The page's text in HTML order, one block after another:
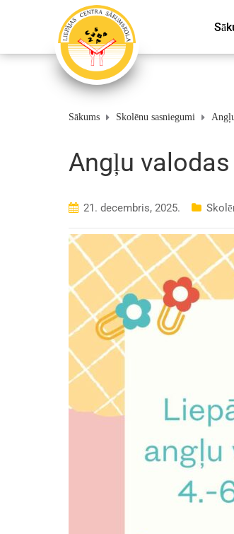
Sākums Skolēnu sasniegumi
Angļu
21. decembris, 2025.